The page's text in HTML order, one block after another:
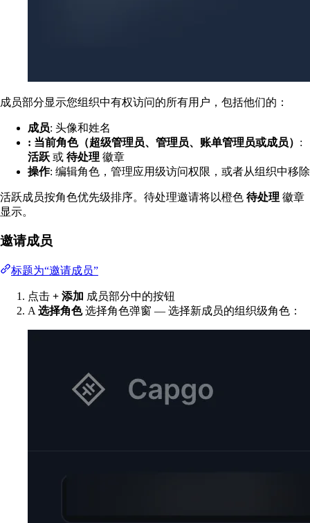
成员部分显示您组织中有权访问的所有用户，包括他们的：
成员: 头像和姓名
: 当前角色（超级管理员、管理员、账单管理员或成员） :
活跃 或 待处理 徽章
操作: 编辑角色，管理应用级访问权限，或者从组织中移除
活跃成员按角色优先级排序。待处理邀请将以橙色 待处理 徽章
显示。
邀请成员
标题为“邀请成员”
点击 + 添加 成员部分中的按钮
A 选择角色选择角色弹窗 — 选择新成员的组织级角色：